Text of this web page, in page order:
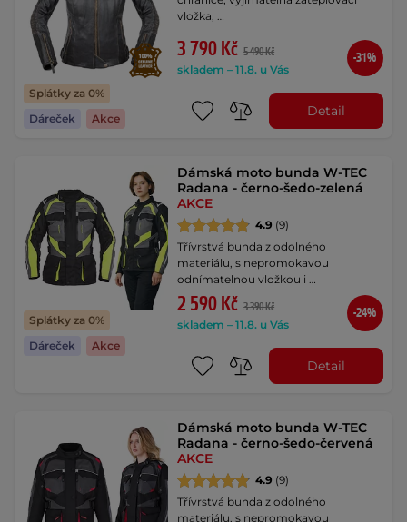
Splátky za 0%
Dáreček
Akce
vložka, …
3 790 Kč 5 490 Kč
skladem – 11.8. u Vás
-31%
Detail
Splátky za 0%
Dáreček
Akce
Dámská moto bunda W-TEC
Radana - černo-šedo-zelená
AKCE
4.9 (9)
Třívrstvá bunda z odolného
materiálu, s nepromokavou
odnímatelnou vložkou i …
2 590 Kč 3 390 Kč
skladem – 11.8. u Vás
-24%
Detail
Dámská moto bunda W-TEC
Radana - černo-šedo-červená
AKCE
4.9 (9)
Třívrstvá bunda z odolného
materiálu, s nepromokavou